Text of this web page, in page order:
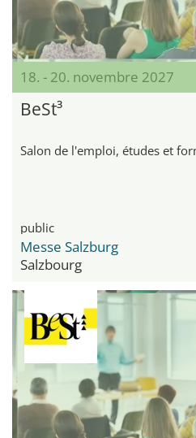
18. - 20. novembre 2027
BeSt³
Salon de l'emploi, études et
public
Messe Salzburg
Salzbourg